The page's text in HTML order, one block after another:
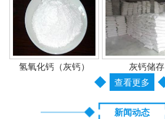
氢氧化钙（灰钙）
灰钙储存
查看更多
新闻动态